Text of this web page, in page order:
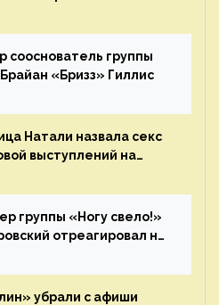
сооснователь группы
Брайан «Бризз» Гиллис
Натали назвала секс
выступлений на
группы «Ногу свело!»
отреагировал на
убрали с афиши